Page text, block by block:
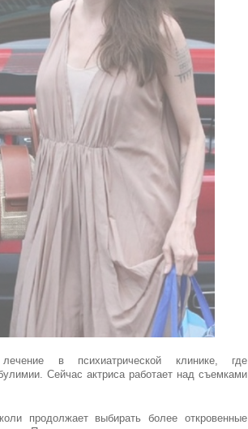
в психиатрической клинике, где
Сейчас актриса работает над съемками
продолжает выбирать более откровенные